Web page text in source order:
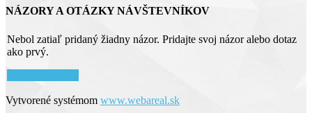
NÁZORY A OTÁZKY NÁVŠTEVNÍKOV
Nebol zatiaľ pridaný žiadny názor. Pridajte svoj názor alebo dotaz
ako prvý.
Vytvorené systémom www.webareal.sk